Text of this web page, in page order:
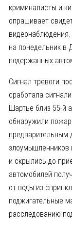
криминалисты и
опрашивает
видеонаблюдения.
на понедельник в
подержанных
Сигнал тревоги
сработала
Шартье близ 55-й
обнаружили
предварительным
злоумышленников
и скрылись до
автомобилей
от воды из
поджигательные
расследованию